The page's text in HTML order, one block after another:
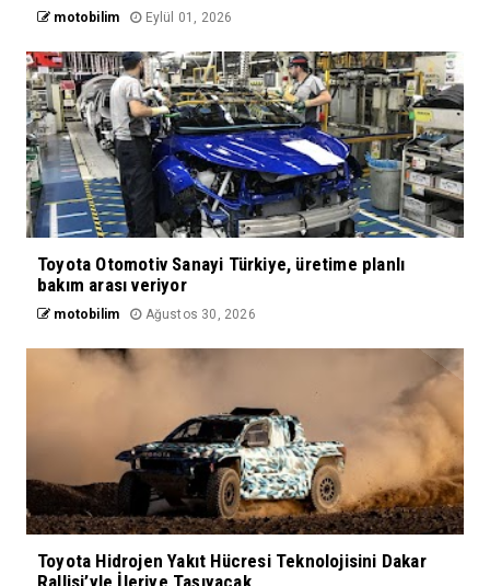
motobilim Eylül 01, 2026
Toyota Otomotiv Sanayi Türkiye, üretime planlı
bakım arası veriyor
motobilim Ağustos 30, 2026
Toyota Hidrojen Yakıt Hücresi Teknolojisini Dakar
Rallisi’yle İleriye Taşıyacak